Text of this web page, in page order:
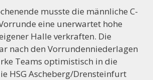
musste die männliche C-
eine unerwartet hohe
Halle verkraften. Die
nach den Vorrundenniederlagen
Teams optimistisch in die
HSG Ascheberg/Drensteinfurt